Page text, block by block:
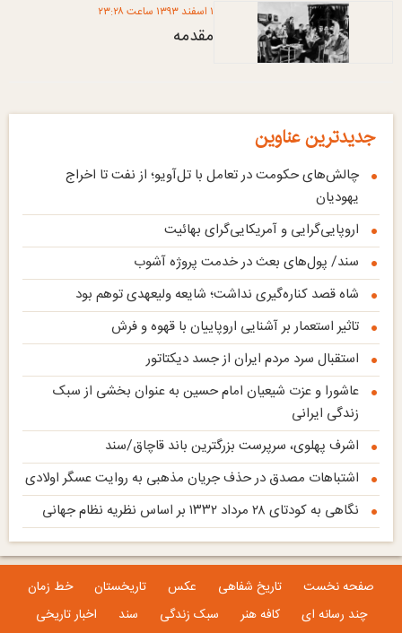
۱ اسفند ۱۳۹۳ ساعت ۲۳:۲۸
مقدمه
جدیدترین عناوین
چالش‌های حکومت در تعامل با تل‌آویو؛ از نفت تا اخراج
یهودیان
اروپایی‌گرایی و آمریکایی‌گرای بهائیت
سند/ پول‌های بعث در خدمت پروژه آشوب
شاه قصد کناره‌گیری نداشت؛ شایعه ولیعهدی توهم بود
تاثیر استعمار بر آشنایی اروپاییان با قهوه و فرش
استقبال سرد مردم ایران از جسد دیکتاتور
عاشورا و عزت شیعیان امام حسین به عنوان بخشی از سبک
زندگی ایرانی
اشرف پهلوی، سرپرست بزرگترین باند قاچاق‌/سند
اشتباهات مصدق در حذف جریان مذهبی به روایت عسگر اولادی
نگاهی به کودتای ۲۸ مرداد ۱۳۳۲ بر اساس نظریه نظام جهانی
صفحه نخست تاریخ شفاهی عکس تاریخستان
خط زمان
چند رسانه ای
کافه هنر سبک زندگی سند اخبار تاریخی